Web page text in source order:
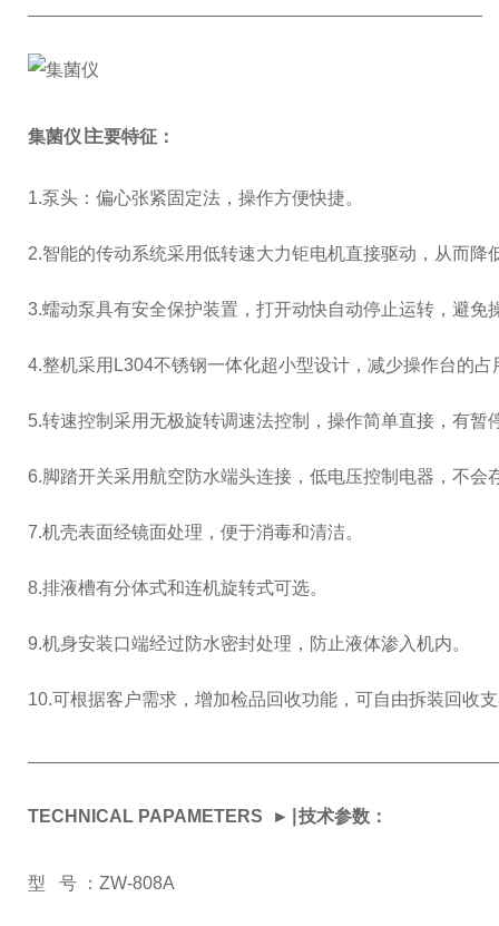
集菌仪∣主要特征：
1.泵头：偏心张紧固定法，操作方便快捷。
2.智能的传动系统采用低转速大力钜电机直接驱动，从而
3.蠕动泵具有安全保护装置，打开动快自动停止运转，避免
4.整机采用L304不锈钢一体化超小型设计，减少操作台的占
5.转速控制采用无极旋转调速法控制，操作简单直接，有暂
6.脚踏开关采用航空防水端头连接，低电压控制电器，不会
7.机壳表面经镜面处理，便于消毒和清洁。
8.排液槽有分体式和连机旋转式可选。
9.机身安装口端经过防水密封处理，防止液体渗入机内。
10.可根据客户需求，增加检品回收功能，可自由拆装回收
TECHNICAL PAPAMETERS ► ∣技术参数：
型 号 ： ZW-808A